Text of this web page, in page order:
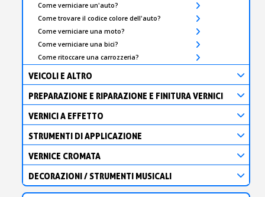
Come verniciare un'auto?
Come trovare il codice colore dell'auto?
Come verniciare una moto?
Come verniciare una bici?
Come ritoccare una carrozzeria?
VEICOLI E ALTRO
PREPARAZIONE E RIPARAZIONE E FINITURA VERNICI
VERNICI A EFFETTO
STRUMENTI DI APPLICAZIONE
VERNICE CROMATA
DECORAZIONI / STRUMENTI MUSICALI